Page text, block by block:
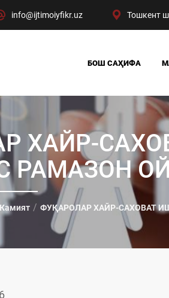
info@ijtimoiyfikr.uz Тошкент
БОШ САҲИФА
ХАЙР-
РАМАЗОН
ФУҚАРОЛАР ХАЙР-САХОВАТ